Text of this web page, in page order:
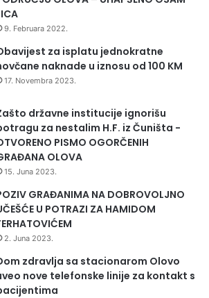
9. Februara 2022.
za isplatu jednokratne
naknade u iznosu od 100 KM
17. Novembra 2023.
državne institucije ignorišu
za nestalim H.F. iz Čuništa -
PISMO OGORČENIH
OLOVA
15. Juna 2023.
GRAĐANIMA NA DOBROVOLJNO
U POTRAZI ZA HAMIDOM
2. Juna 2023.
zdravlja sa stacionarom Olovo
nove telefonske linije za kontakt s